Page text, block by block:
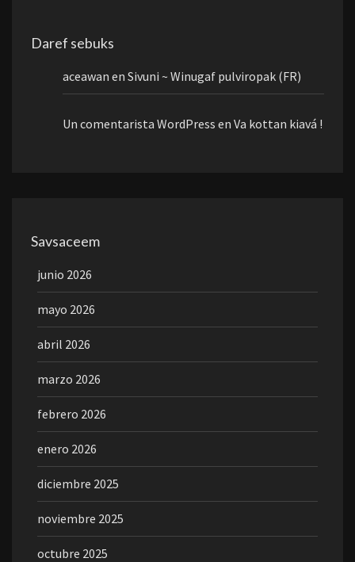
Daref sebuks
aceawan en Sivuni ~ Winugaf pulviropak (FR)
Un comentarista WordPress en Va kottan kiavá !
Savsaceem
junio 2026
mayo 2026
abril 2026
marzo 2026
febrero 2026
enero 2026
diciembre 2025
noviembre 2025
octubre 2025